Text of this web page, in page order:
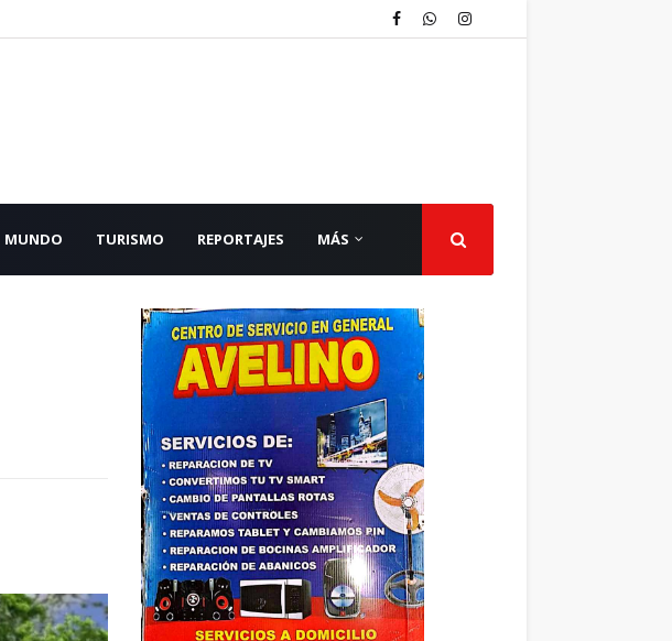
MUNDO TURISMO REPORTAJES MÁS